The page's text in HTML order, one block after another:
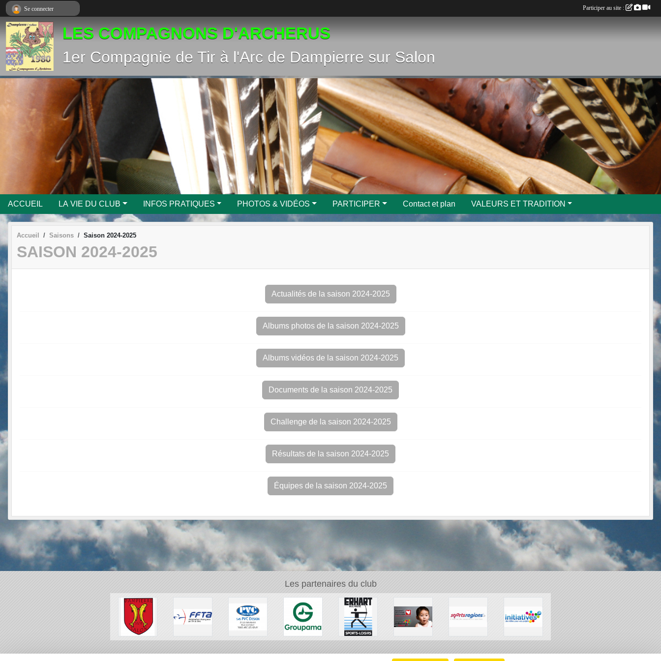
LES COMPAGNONS D'ARCHERUS
1er Compagnie de Tir à l'Arc de Dampierre sur Salon
ACCUEIL LA VIE DU CLUB INFOS PRATIQUES PHOTOS & VIDÉOS PARTICIPER Contact et plan VALEURS ET TRADITION
Accueil Saisons Saison 2024-2025
SAISON 2024-2025
Actualités de la saison 2024-2025
Albums photos de la saison 2024-2025
Albums vidéos de la saison 2024-2025
Documents de la saison 2024-2025
Challenge de la saison 2024-2025
Résultats de la saison 2024-2025
Équipes de la saison 2024-2025
Les partenaires du club
Se connecter Participer au site :
Panneau de gestion des cookies